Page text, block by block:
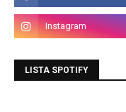
LISTA SPOTIFY